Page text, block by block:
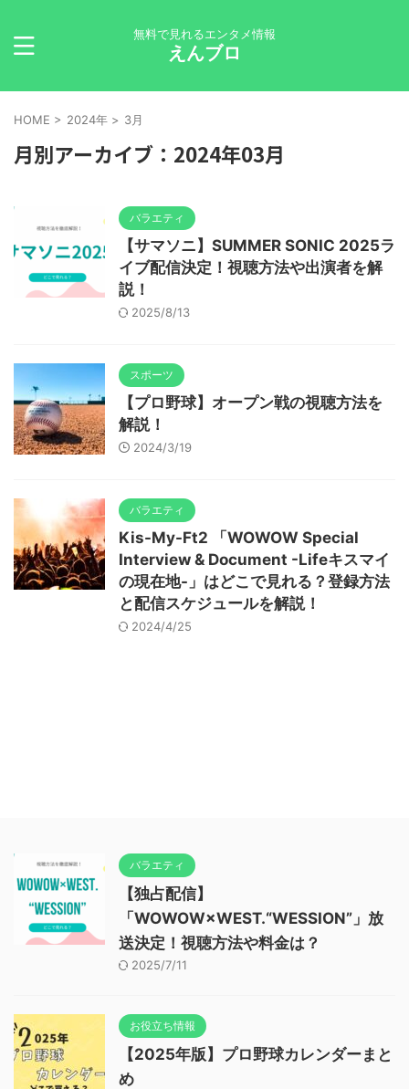
無料で見れるエンタメ情報
えんブロ
HOME > 2024年 > 3月
月別アーカイブ：2024年03月
バラエティ
【サマソニ】SUMMER SONIC 2025ラ
イブ配信決定！視聴方法や出演者を解
説！
2025/8/13
スポーツ
【プロ野球】オープン戦の視聴方法を
解説！
2024/3/19
バラエティ
Kis-My-Ft2 「WOWOW Special
Interview & Document -Lifeキスマイ
の現在地-」はどこで見れる？登録方法
と配信スケジュールを解説！
2024/4/25
バラエティ
【独占配信】
「WOWOW×WEST.“WESSION”」放
送決定！視聴方法や料金は？
2025/7/11
お役立ち情報
【2025年版】プロ野球カレンダーまと
め